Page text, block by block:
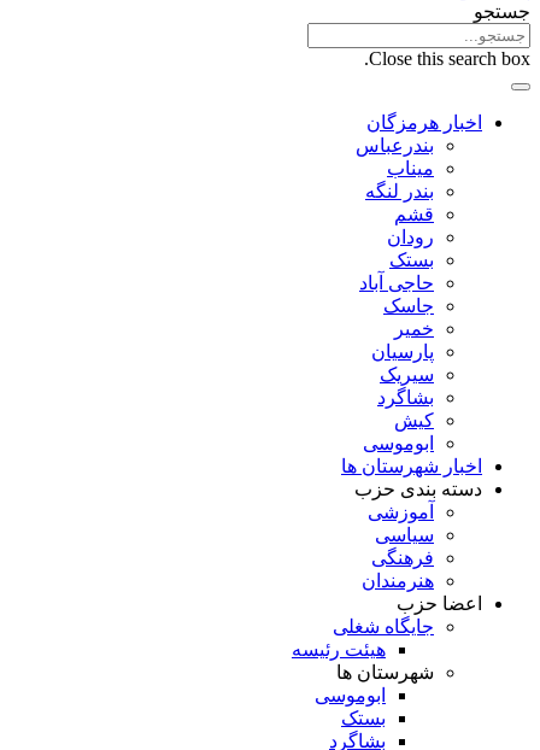
جستجو
Close this search box.
اخبار هرمزگان
بندرعباس
میناب
بندر لنگه
قشم
رودان
بستک
حاجی آباد
جاسک
خمیر
پارسیان
سیریک
بشاگرد
کیش
ابوموسی
اخبار شهرستان ها
دسته بندی حزب
آموزشی
سیاسی
فرهنگی
هنرمندان
اعضا حزب
جایگاه شغلی
هیئت رئیسه
شهرستان ها
ابوموسی
بستک
بشاگرد